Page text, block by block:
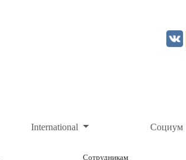
International Социум
Сотрудникам